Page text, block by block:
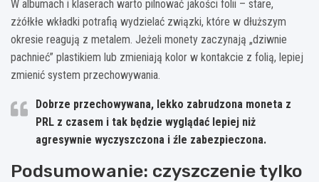
W albumach i klaserach warto pilnować jakości folii – stare,
zżółkłe wkładki potrafią wydzielać związki, które w dłuższym
okresie reagują z metalem. Jeżeli monety zaczynają „dziwnie
pachnieć” plastikiem lub zmieniają kolor w kontakcie z folią, lepiej
zmienić system przechowywania.
Dobrze przechowywana, lekko zabrudzona moneta z
PRL z czasem i tak będzie wyglądać lepiej niż
agresywnie wyczyszczona i źle zabezpieczona.
Podsumowanie: czyszczenie tylko